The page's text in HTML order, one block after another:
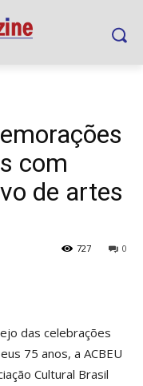
com
de artes
0
727
das celebrações
75 anos, a ACBEU
Cultural Brasil